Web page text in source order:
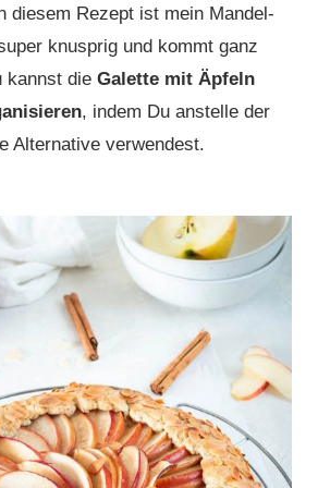
diesem Rezept ist mein Mandel-
knusprig und kommt ganz
kannst die Galette mit Äpfeln
, indem Du anstelle der
Alternative verwendest.